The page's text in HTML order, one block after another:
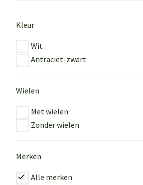
Kleur
Wit
Antraciet-zwart
Wielen
Met wielen
Zonder wielen
Merken
Alle merken